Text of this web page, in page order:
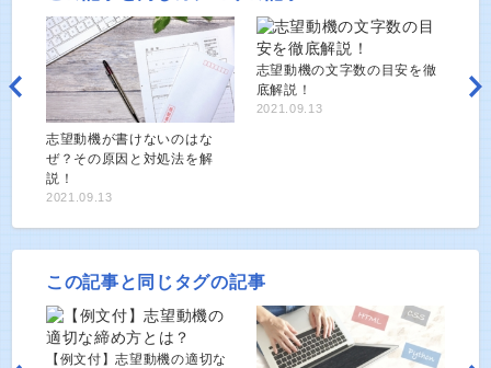
志望動機が書けないのはな
ぜ？その原因と対処法を解
説！
2021.09.13
志望動機の文字数の目安を徹
底解説！
2021.09.13
この記事と同じタグの記事
【例文付】志望動機の適切な